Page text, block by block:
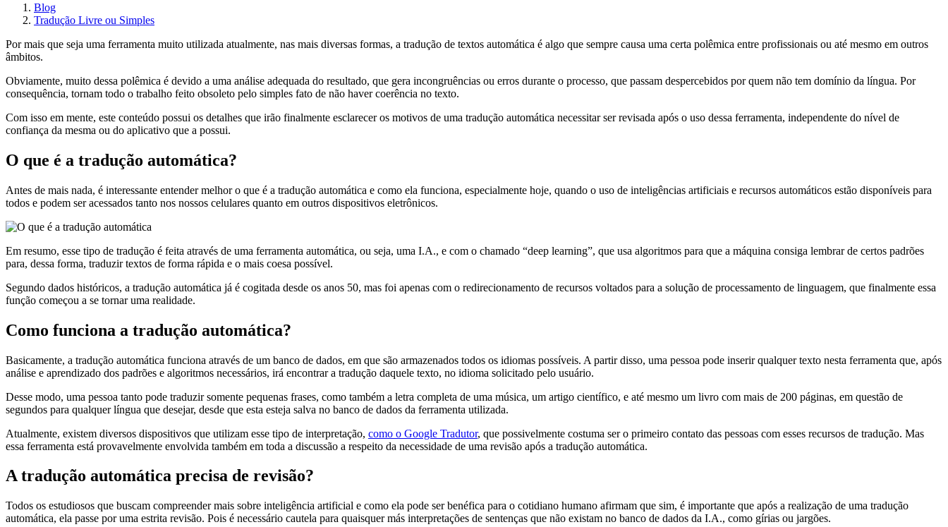
Blog
Tradução Livre ou Simples
Por mais que seja uma ferramenta muito utilizada atualmente, nas mais diversas formas, a tradução de textos automática é algo que sempre causa uma certa polêmica entre profissionais ou até mesmo em outros
âmbitos.
Obviamente, muito dessa polêmica é devido a uma análise adequada do resultado, que gera incongruências ou erros durante o processo, que passam despercebidos por quem não tem domínio da língua. Por
consequência, tornam todo o trabalho feito obsoleto pelo simples fato de não haver coerência no texto.
Com isso em mente, este conteúdo possui os detalhes que irão finalmente esclarecer os motivos de uma tradução automática necessitar ser revisada após o uso dessa ferramenta, independente do nível de
confiança da mesma ou do aplicativo que a possui.
O que é a tradução automática?
Antes de mais nada, é interessante entender melhor o que é a tradução automática e como ela funciona, especialmente hoje, quando o uso de inteligências artificiais e recursos automáticos estão disponíveis para
todos e podem ser acessados tanto nos nossos celulares quanto em outros dispositivos eletrônicos.
Em resumo, esse tipo de tradução é feita através de uma ferramenta automática, ou seja, uma I.A., e com o chamado “deep learning”, que usa algoritmos para que a máquina consiga lembrar de certos padrões
para, dessa forma, traduzir textos de forma rápida e o mais coesa possível.
Segundo dados históricos, a tradução automática já é cogitada desde os anos 50, mas foi apenas com o redirecionamento de recursos voltados para a solução de processamento de linguagem, que finalmente essa
função começou a se tornar uma realidade.
Como funciona a tradução automática?
Basicamente, a tradução automática funciona através de um banco de dados, em que são armazenados todos os idiomas possíveis. A partir disso, uma pessoa pode inserir qualquer texto nesta ferramenta que, após
análise e aprendizado dos padrões e algoritmos necessários, irá encontrar a tradução daquele texto, no idioma solicitado pelo usuário.
Desse modo, uma pessoa tanto pode traduzir somente pequenas frases, como também a letra completa de uma música, um artigo científico, e até mesmo um livro com mais de 200 páginas, em questão de
segundos para qualquer língua que desejar, desde que esta esteja salva no banco de dados da ferramenta utilizada.
Atualmente, existem diversos dispositivos que utilizam esse tipo de interpretação, como o Google Tradutor, que possivelmente costuma ser o primeiro contato das pessoas com esses recursos de tradução. Mas
essa ferramenta está provavelmente envolvida também em toda a discussão a respeito da necessidade de uma revisão após a tradução automática.
A tradução automática precisa de revisão?
Todos os estudiosos que buscam compreender mais sobre inteligência artificial e como ela pode ser benéfica para o cotidiano humano afirmam que sim, é importante que após a realização de uma tradução
automática, ela passe por uma estrita revisão. Pois é necessário cautela para quaisquer más interpretações de sentenças que não existam no banco de dados da I.A., como gírias ou jargões.